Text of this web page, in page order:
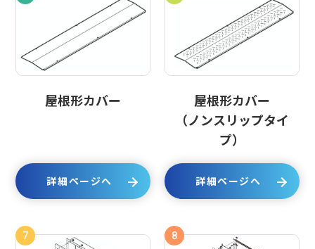
屋根形カバー
詳細ページへ
屋根形カバー
（ノンスリップタイ
プ）
詳細ページへ
7 8